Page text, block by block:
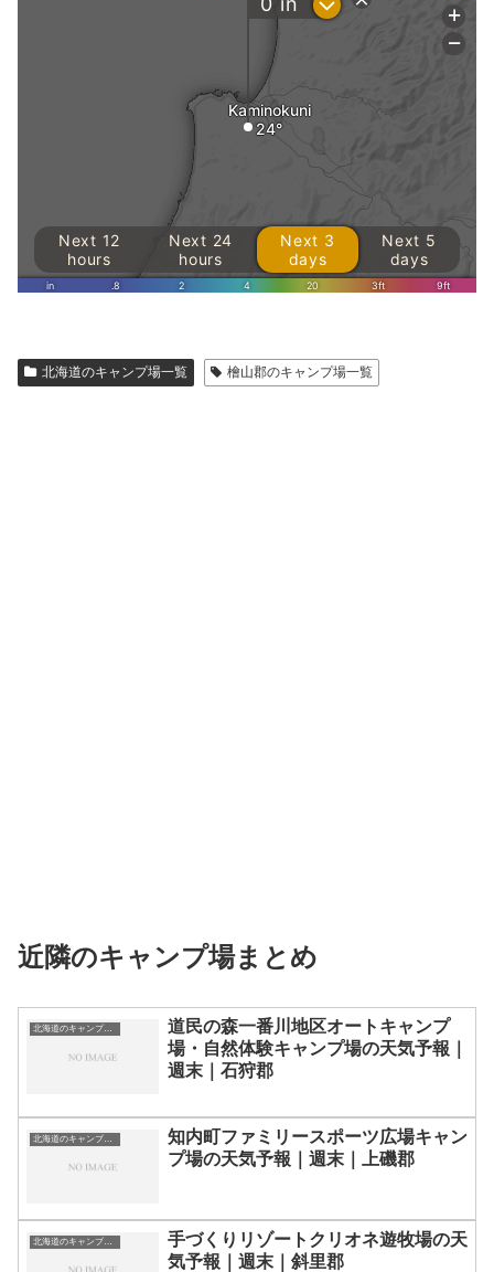
北海道のキャンプ場一覧 檜山郡のキャンプ場一覧
近隣のキャンプ場まとめ
北海道のキャンプ場一覧
道民の森一番川地区オートキャンプ
場・自然体験キャンプ場の天気予報｜
週末｜石狩郡
北海道のキャンプ場一覧
知内町ファミリースポーツ広場キャン
プ場の天気予報｜週末｜上磯郡
北海道のキャンプ場一覧
手づくりリゾートクリオネ遊牧場の天
気予報｜週末｜斜里郡